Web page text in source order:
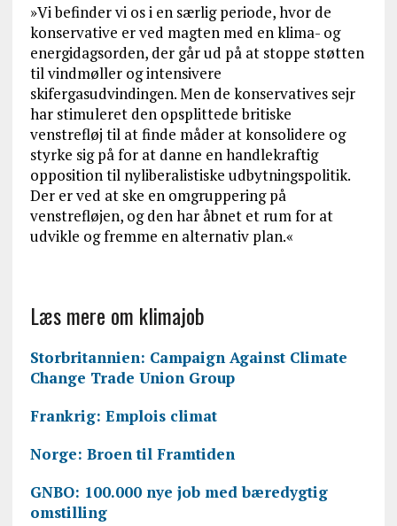
»Vi befinder vi os i en særlig periode, hvor de
konservative er ved magten med en klima- og
energidagsorden, der går ud på at stoppe støtten
til vindmøller og intensivere
skifergasudvindingen. Men de konservatives sejr
har stimuleret den opsplittede britiske
venstrefløj til at finde måder at konsolidere og
styrke sig på for at danne en handlekraftig
opposition til nyliberalistiske udbytningspolitik.
Der er ved at ske en omgruppering på
venstrefløjen, og den har åbnet et rum for at
udvikle og fremme en alternativ plan.«
Læs mere om klimajob
Storbritannien: Campaign Against Climate
Change Trade Union Group
Frankrig: Emplois climat
Norge: Broen til Framtiden
GNBO: 100.000 nye job med bæredygtig
omstilling